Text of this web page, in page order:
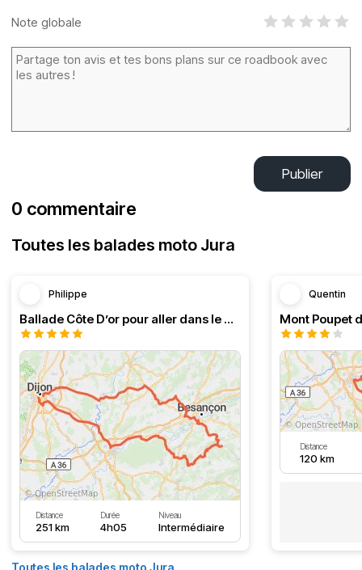
Note globale
Publier
0 commentaire
Toutes les balades moto Jura
Philippe
Ballade Côte D’or pour aller dans le Doubs
Distance
251 km
Durée
4h05
Niveau
Intermédiaire
Quentin
Mont Poupet
Distance
120 km
Toutes les balades moto Jura